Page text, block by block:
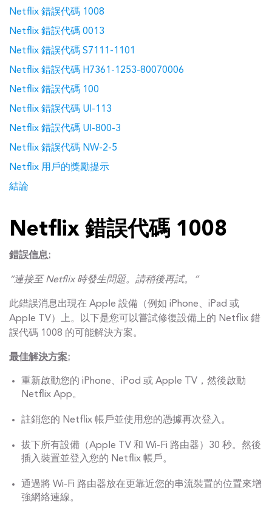
Netflix 錯誤代碼 1008
Netflix 錯誤代碼 0013
Netflix 錯誤代碼 S7111-1101
Netflix 錯誤代碼 H7361-1253-80070006
Netflix 錯誤代碼 100
Netflix 錯誤代碼 UI-113
Netflix 錯誤代碼 UI-800-3
Netflix 錯誤代碼 NW-2-5
Netflix 用戶的獎勵提示
結論
Netflix 錯誤代碼 1008
錯誤信息:
“連接至 Netflix 時發生問題。請稍後再試。”
此錯誤消息出現在 Apple 設備（例如 iPhone、iPad 或
Apple TV）上。以下是您可以嘗試修復設備上的 Netflix 錯
誤代碼 1008 的可能解決方案。
最佳解決方案:
重新啟動您的 iPhone、iPod 或 Apple TV，然後啟動
Netflix App。
註銷您的 Netflix 帳戶並使用您的憑據再次登入。
拔下所有設備（Apple TV 和 Wi-Fi 路由器）30 秒。然後
插入裝置並登入您的 Netflix 帳戶。
通過將 Wi-Fi 路由器放在更靠近您的串流裝置的位置來增
強網絡連線。